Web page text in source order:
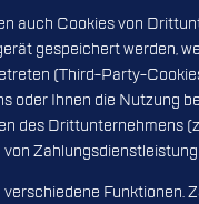
auch Cookies von
gespeichert werden,
(Third-Party-
oder Ihnen die Nutzung
des Drittunternehmens
Funktionen.